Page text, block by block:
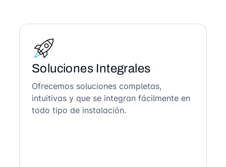
Soluciones Integrales
Ofrecemos soluciones completas,
intuitivas y que se integran fácilmente en
todo tipo de instalación.